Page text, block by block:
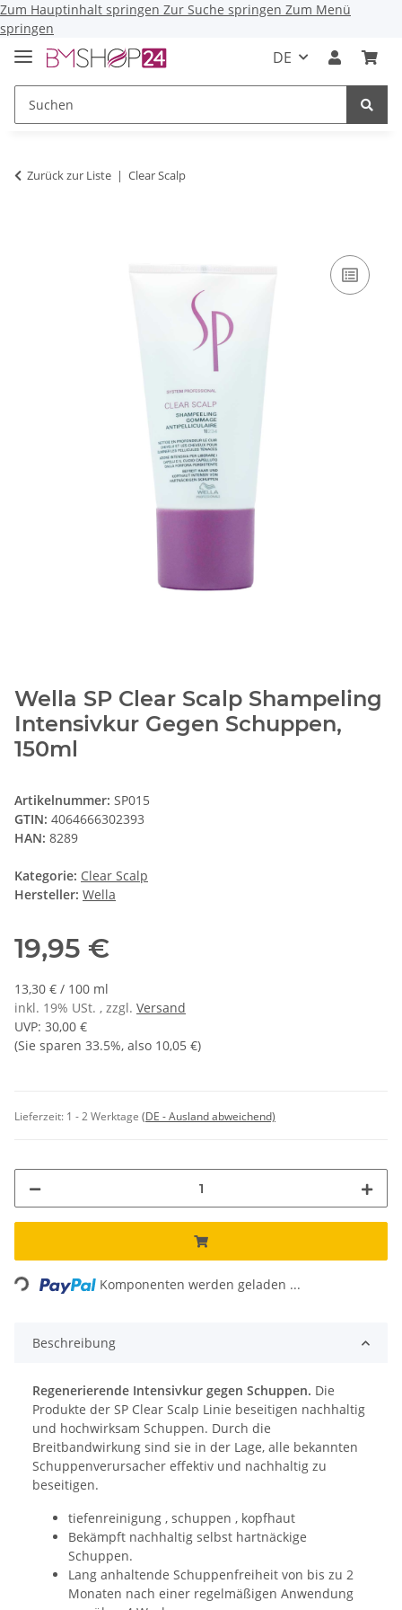
Zum Hauptinhalt springen Zur Suche springen Zum Menü
springen
DE
Zurück zur Liste Clear Scalp
Wella SP Clear Scalp Shampeling
Intensivkur Gegen Schuppen,
150ml
Artikelnummer: SP015
GTIN: 4064666302393
HAN: 8289
Kategorie: Clear Scalp
Hersteller: Wella
19,95 €
13,30 € / 100 ml
inkl. 19% USt. , zzgl. Versand
UVP: 30,00 €
(Sie sparen 33.5%, also 10,05 €)
Lieferzeit: 1 - 2 Werktage (DE - Ausland abweichend)
Komponenten werden geladen ...
Beschreibung
Regenerierende Intensivkur gegen Schuppen. Die
Produkte der SP Clear Scalp Linie beseitigen nachhaltig
und hochwirksam Schuppen. Durch die
Breitbandwirkung sind sie in der Lage, alle bekannten
Schuppenverursacher effektiv und nachhaltig zu
beseitigen.
tiefenreinigung , schuppen , kopfhaut
Bekämpft nachhaltig selbst hartnäckige
Schuppen.
Lang anhaltende Schuppenfreiheit von bis zu 2
Monaten nach einer regelmäßigen Anwendung